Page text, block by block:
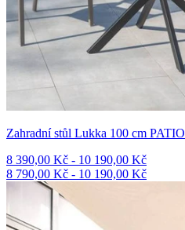
Zahradní stůl Lukka 100 cm PATIO
8 390,00 Kč - 10 190,00 Kč
8 790,00 Kč - 10 190,00 Kč